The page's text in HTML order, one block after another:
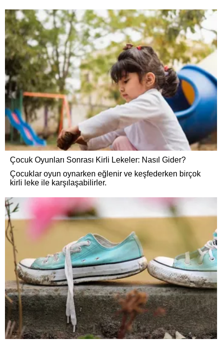
Çocuk Oyunları Sonrası Kirli Lekeler: Nasıl Gider?
Çocuklar oyun oynarken eğlenir ve keşfederken birçok
kirli leke ile karşılaşabilirler.